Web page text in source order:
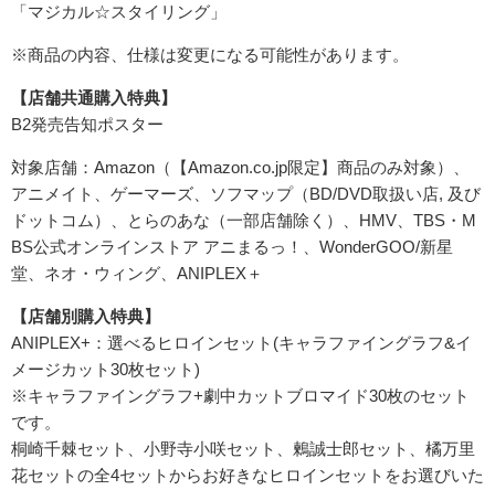
「マジカル☆スタイリング」
※商品の内容、仕様は変更になる可能性があります。
【店舗共通購入特典】
B2発売告知ポスター
対象店舗：Amazon（【Amazon.co.jp限定】商品のみ対象）、
アニメイト、ゲーマーズ、ソフマップ（BD/DVD取扱い店, 及び
ドットコム）、とらのあな（一部店舗除く）、HMV、TBS・M
BS公式オンラインストア アニまるっ！、WonderGOO/新星
堂、ネオ・ウィング、ANIPLEX＋
【店舗別購入特典】
ANIPLEX+：選べるヒロインセット(キャラファイングラフ&イ
メージカット30枚セット)
※キャラファイングラフ+劇中カットブロマイド30枚のセット
です。
桐崎千棘セット、小野寺小咲セット、鶫誠士郎セット、橘万里
花セットの全4セットからお好きなヒロインセットをお選びいた